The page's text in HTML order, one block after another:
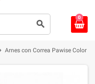
search
0
Arnes con Correa Pawise Color